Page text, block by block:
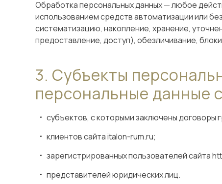
Обработка персональных данных — любое
использованием средств автоматизации или
систематизацию, накопление, хранение,
предоставление, доступ), обезличивание,
Субъекты
персональные данные
субъектов, с которыми заключены договоры
клиентов сайта italon-rum.ru;
зарегистрированных пользователей сайта
представителей юридических лиц.